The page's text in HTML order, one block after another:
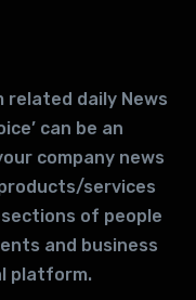
related daily News
can be an
company news
services
of people
and business
platform.